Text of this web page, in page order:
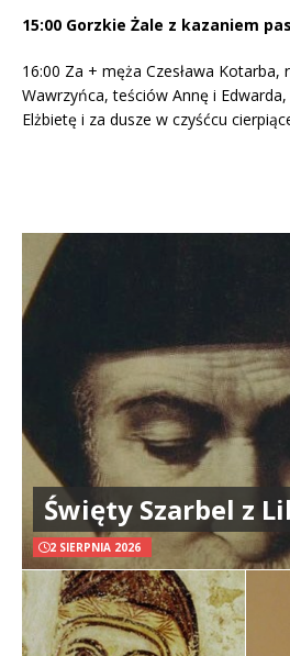
15:00 Gorzkie Żale z kazaniem
16:00 Za + męża Czesława Kotarba,
Wawrzyńca, teściów Annę i
Elżbietę i za dusze w czyśćcu
Święty Szarbel z
2 SIERPNIA 2026